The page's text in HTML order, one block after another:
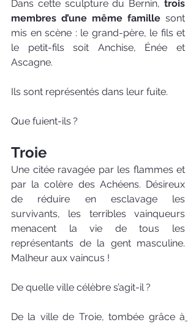
Dans cette sculpture du Bernin, trois
membres d’une même famille sont
mis en scène : le grand-père, le fils et
le petit-fils soit Anchise, Énée et
Ascagne.
Ils sont représentés dans leur fuite.
Que fuient-ils ?
Troie
Une citée ravagée par les flammes et
par la colère des Achéens. Désireux
de réduire en esclavage les
survivants, les terribles vainqueurs
menacent la vie de tous les
représentants de la gent masculine.
Malheur aux vaincus !
De quelle ville célèbre s’agit-il ?
De la ville de Troie, tombée grâce à